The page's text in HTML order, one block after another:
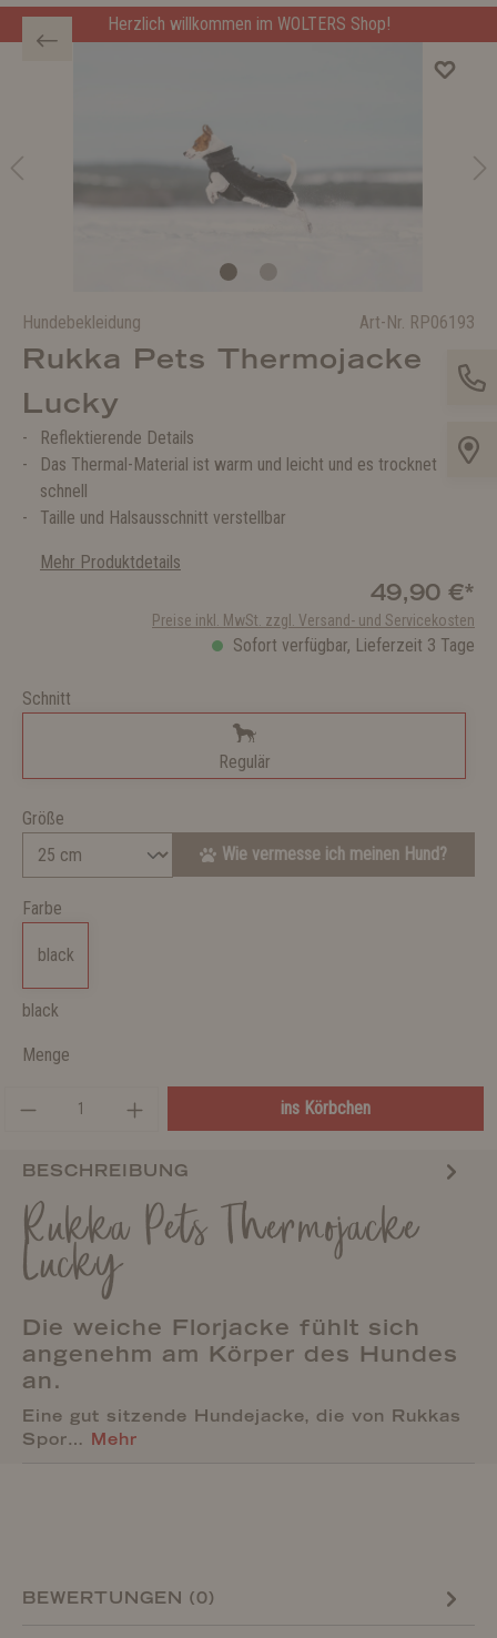
Herzlich willkommen im WOLTERS Shop!
Hundebekleidung Art-Nr. RP06193
Rukka Pets Thermojacke
Lucky
Reflektierende Details
Das Thermal-Material ist warm und leicht und es trocknet
schnell
Taille und Halsausschnitt verstellbar
Mehr Produktdetails
49,90 €*
Preise inkl. MwSt. zzgl. Versand- und Servicekosten
Sofort verfügbar, Lieferzeit 3 Tage
Schnitt
Regulär
Größe
Wie vermesse ich meinen Hund?
Farbe
black
black
Menge
ins Körbchen
BESCHREIBUNG
Rukka Pets Thermojacke
Lucky
Die weiche Florjacke fühlt sich
angenehm am Körper des Hundes
an.
Eine gut sitzende Hundejacke, die von Rukkas
Spor… Mehr
BEWERTUNGEN (0)